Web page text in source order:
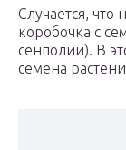
Случается, что
коробочка с
сенполии). В
семена